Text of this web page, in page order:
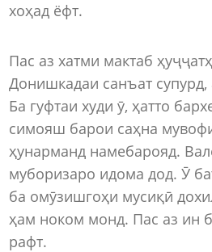
хоҳад ёфт.
Пас аз хатми мактаб
Донишкадаи санъат
Ба гуфтаи худи ӯ, ҳатто
симояш барои саҳна
ҳунарманд намебарояд.
муборизаро идома дод. Ӯ
ба омӯзишгоҳи мусиқӣ
ҳам ноком монд. Пас аз ин
рафт.